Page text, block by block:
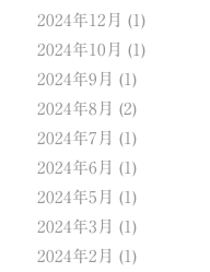
2024年12月 (1)
2024年10月 (1)
2024年9月 (1)
2024年8月 (2)
2024年7月 (1)
2024年6月 (1)
2024年5月 (1)
2024年3月 (1)
2024年2月 (1)